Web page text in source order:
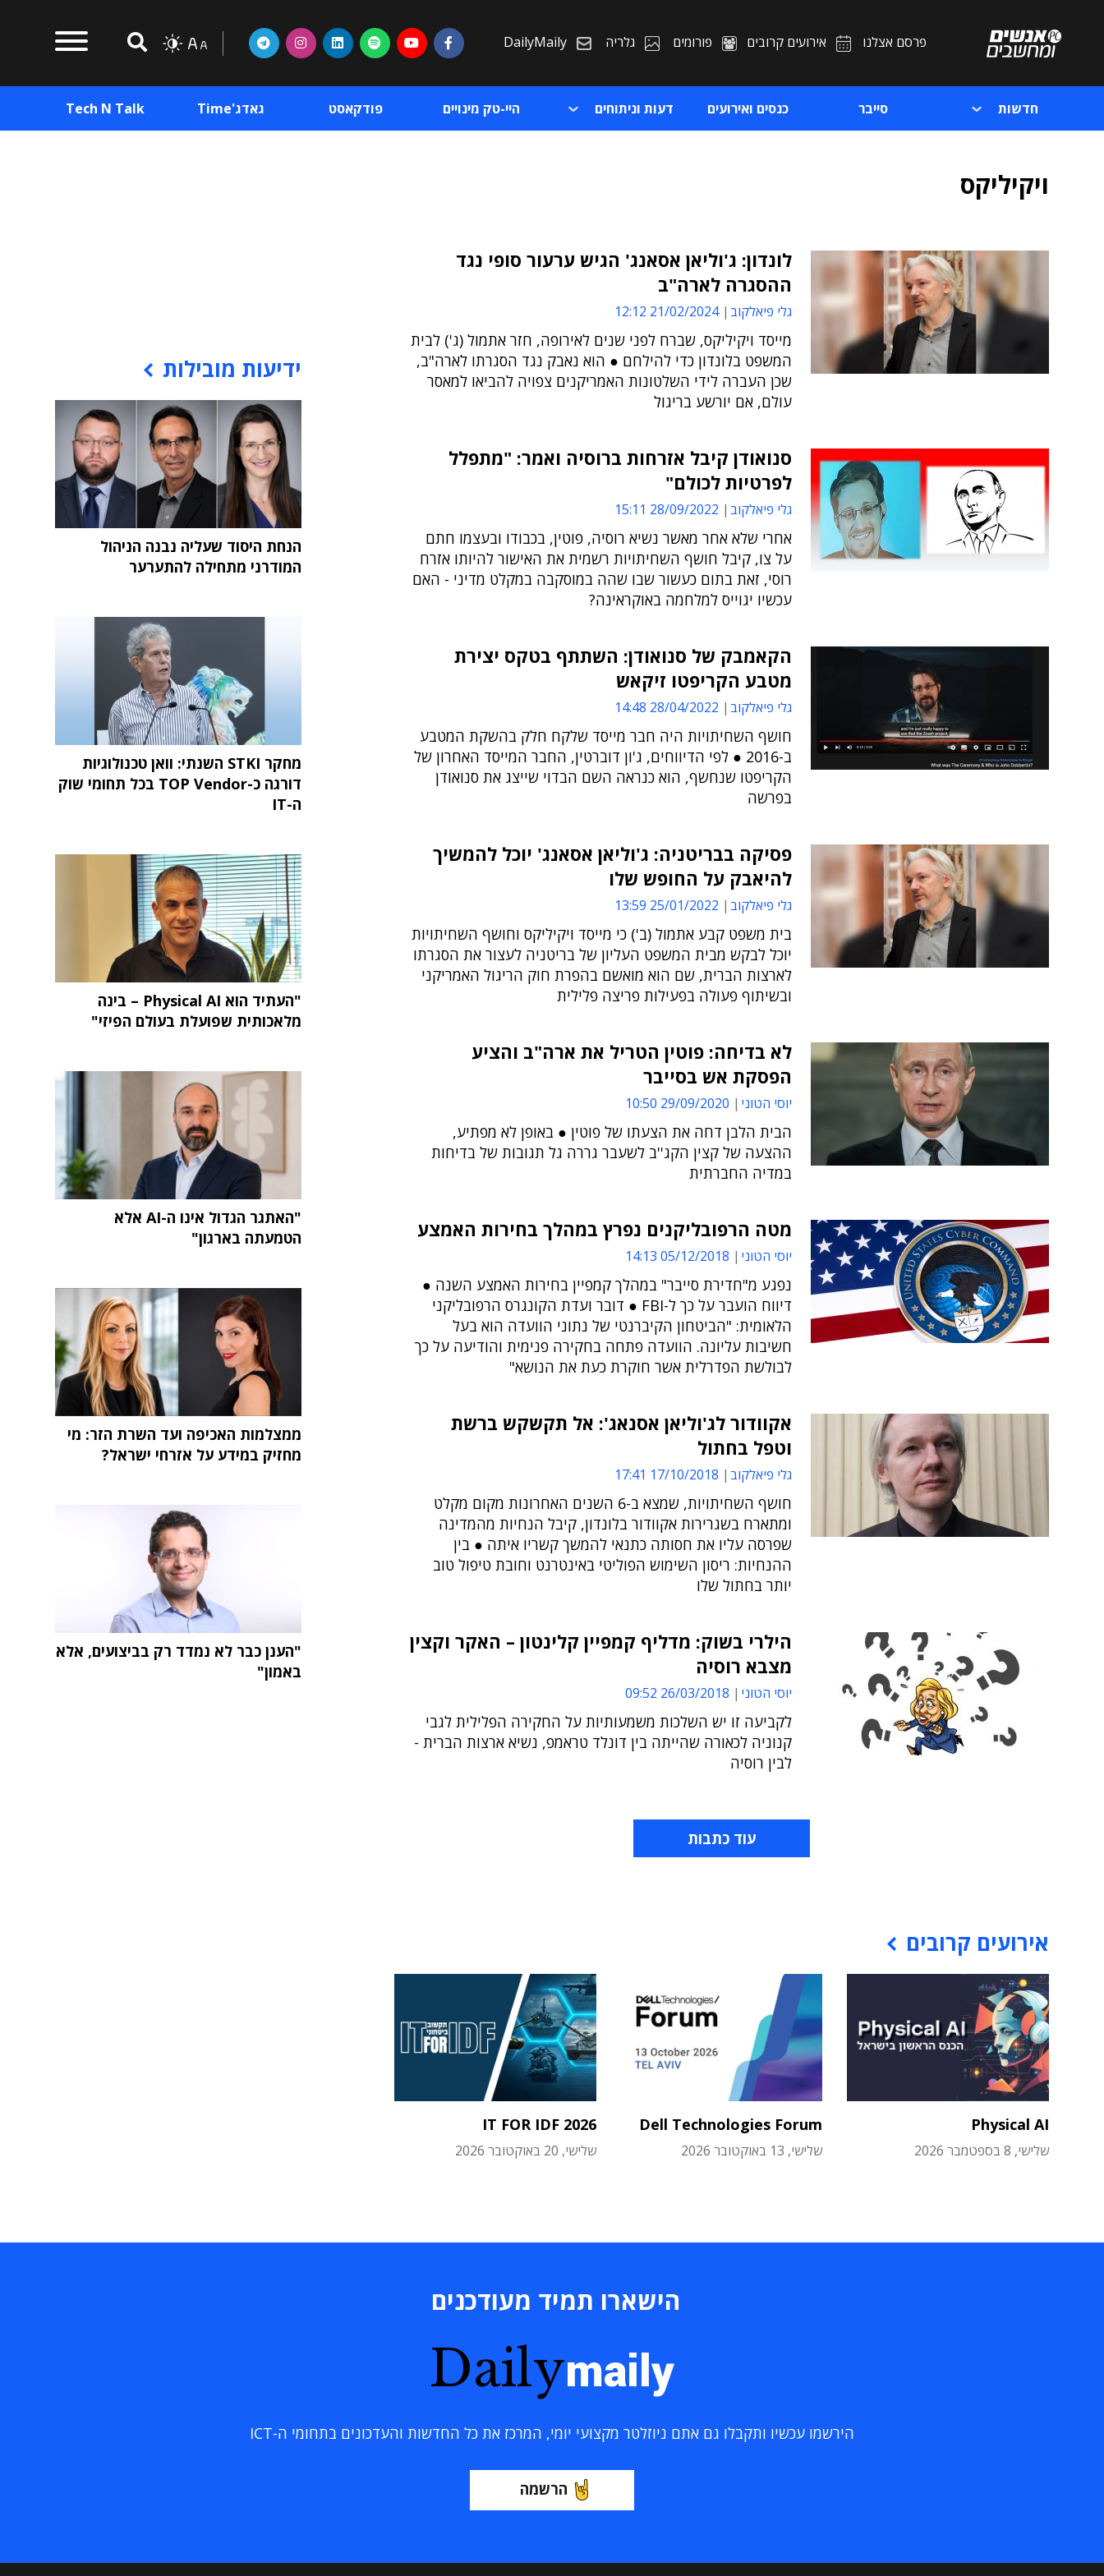
פרסם אצלנו אירועים קרובים פורומים גלריה DailyMaily
חדשות סייבר כנסים ואירועים דעות וניתוחים היי-טק מינויים פודקאסט גאדג'Time Tech N Talk
ויקיליקס
לונדון: ג'וליאן אסאנג' הגיש ערעור סופי נגד
ההסגרה לארה"ב
גלי פיאלקוב 21/02/2024 12:12
מייסד ויקיליקס, שברח לפני שנים לאירופה, חזר אתמול (ג') לבית
המשפט בלונדון כדי להילחם ● הוא נאבק נגד הסגרתו לארה"ב,
שכן העברה לידי השלטונות האמריקנים צפויה להביאו למאסר
עולם, אם יורשע בריגול
סנואודן קיבל אזרחות ברוסיה ואמר: "מתפלל
לפרטיות לכולם"
גלי פיאלקוב 28/09/2022 15:11
אחרי שלא אחר מאשר נשיא רוסיה, פוטין, בכבודו ובעצמו חתם
על צו, קיבל חושף השחיתויות רשמית את האישור להיותו אזרח
רוסי, זאת בתום כעשור שבו שהה במוסקבה במקלט מדיני - האם
עכשיו יגוייס למלחמה באוקראינה?
הקאמבק של סנואודן: השתתף בטקס יצירת
מטבע הקריפטו זיקאש
גלי פיאלקוב 28/04/2022 14:48
חושף השחיתויות היה חבר מייסד שלקח חלק בהשקת המטבע
ב-2016 ● לפי הדיווחים, ג'ון דוברטין, החבר המייסד האחרון של
הקריפטו שנחשף, הוא כנראה השם הבדוי שייצג את סנואודן
בפרשה
פסיקה בבריטניה: ג'וליאן אסאנג' יוכל להמשיך
להיאבק על החופש שלו
גלי פיאלקוב 25/01/2022 13:59
בית משפט קבע אתמול (ב') כי מייסד ויקיליקס וחושף השחיתויות
יוכל לבקש מבית המשפט העליון של בריטניה לעצור את הסגרתו
לארצות הברית, שם הוא מואשם בהפרת חוק הריגול האמריקני
ובשיתוף פעולה בפעילות פריצה פלילית
לא בדיחה: פוטין הטריל את ארה"ב והציע
הפסקת אש בסייבר
יוסי הטוני 29/09/2020 10:50
הבית הלבן דחה את הצעתו של פוטין ● באופן לא מפתיע,
ההצעה של קצין הקג''ב לשעבר גררה גל תגובות של בדיחות
במדיה החברתית
מטה הרפובליקנים נפרץ במהלך בחירות האמצע
יוסי הטוני 05/12/2018 14:13
נפגע מ"חדירת סייבר" במהלך קמפיין בחירות האמצע השנה ●
דיווח הועבר על כך ל-FBI ● דובר ועדת הקונגרס הרפובליקני
הלאומית: "הביטחון הקיברנטי של נתוני הוועדה הוא בעל
חשיבות עליונה. הוועדה פתחה בחקירה פנימית והודיעה על כך
לבולשת הפדרלית אשר חוקרת כעת את הנושא"
אקוודור לג'וליאן אסנאג': אל תקשקש ברשת
וטפל בחתול
גלי פיאלקוב 17/10/2018 17:41
חושף השחיתויות, שמצא ב-6 השנים האחרונות מקום מקלט
ומתארח בשגרירות אקוודור בלונדון, קיבל הנחיות מהמדינה
שפרסה עליו את חסותה כתנאי להמשך קשריו איתה ● בין
ההנחיות: ריסון השימוש הפוליטי באינטרנט וחובת טיפול טוב
יותר בחתול שלו
הילרי בשוק: מדליף קמפיין קלינטון – האקר וקצין
מצבא רוסיה
יוסי הטוני 26/03/2018 09:52
לקביעה זו יש השלכות משמעותיות על החקירה הפלילית לגבי
קנוניה לכאורה שהייתה בין דונלד טראמפ, נשיא ארצות הברית -
לבין רוסיה
עוד כתבות
אירועים קרובים
Physical AI
שלישי, 8 בספטמבר 2026
Dell Technologies Forum
שלישי, 13 באוקטובר 2026
IT FOR IDF 2026
שלישי, 20 באוקטובר 2026
ידיעות מובילות
הנחת היסוד שעליה נבנה הניהול
המודרני מתחילה להתערער
מחקר STKI השנתי: וואן טכנולוגיות
דורגה כ-TOP Vendor בכל תחומי שוק
ה-IT
"העתיד הוא Physical AI – בינה
מלאכותית שפועלת בעולם הפיזי"
"האתגר הגדול אינו ה-AI אלא
הטמעתה בארגון"
ממצלמות האכיפה ועד השרת הזר: מי
מחזיק במידע על אזרחי ישראל?
"הענן כבר לא נמדד רק בביצועים, אלא
באמון"
הישארו תמיד מעודכנים
Dailymaily
הירשמו עכשיו ותקבלו גם אתם ניוזלטר מקצועי יומי, המרכז את כל החדשות והעדכונים בתחומי ה-ICT
הרשמה